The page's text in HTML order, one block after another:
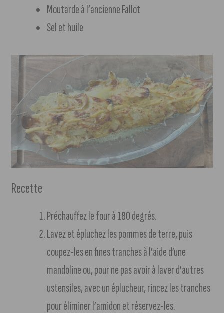
Moutarde à l’ancienne Fallot
Sel et huile
Recette
Préchauffez le four à 180 degrés.
Lavez et épluchez les pommes de terre, puis
coupez-les en fines tranches à l’aide d’une
mandoline ou, pour ne pas avoir à laver d’autres
ustensiles, avec un éplucheur, rincez les tranches
pour éliminer l’amidon et réservez-les.